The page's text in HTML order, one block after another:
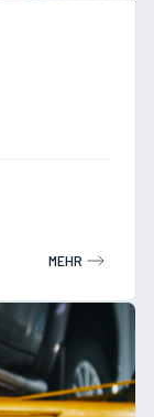
MEHR